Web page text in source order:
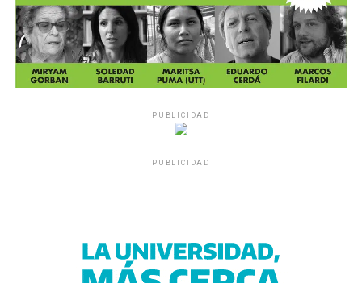
PUBLICIDAD
PUBLICIDAD